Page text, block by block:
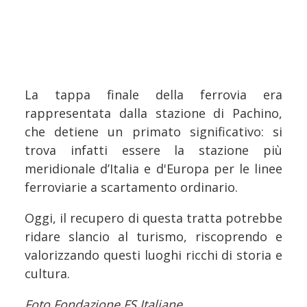
La tappa finale della ferrovia era
rappresentata dalla stazione di Pachino,
che detiene un primato significativo: si
trova infatti essere la stazione più
meridionale d’Italia e d'Europa per le linee
ferroviarie a scartamento ordinario.
Oggi, il recupero di questa tratta potrebbe
ridare slancio al turismo, riscoprendo e
valorizzando questi luoghi ricchi di storia e
cultura.